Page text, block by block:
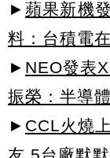
► 蘋果新機
料：台積電
► NEO發表
振榮：半導
► CCL火燒
友 5台廠默